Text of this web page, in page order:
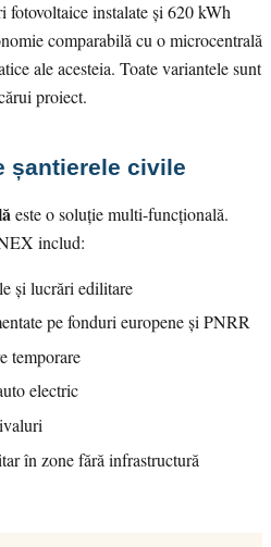
fotovoltaice instalate și 620 kWh
comparabilă cu o microcentrală
ale acesteia. Toate variantele sunt
proiect.
șantierele civile
este o soluție multi-funcțională.
includ:
și lucrări edilitare
pe fonduri europene și PNRR
temporare
electric
în zone fără infrastructură